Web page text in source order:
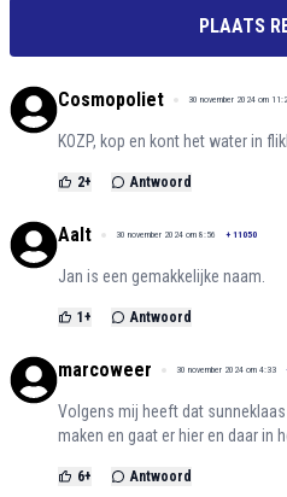
PLAATS
Cosmopoliet 30 november 2024 om
KOZP, kop en kont het water in
2+ Antwoord
Aalt 30 november 2024 om 8:56 + 11050
Jan is een gemakkelijke naam.
1+ Antwoord
marcoweer 30 november 2024 om 4:33
Volgens mij heeft dat
maken en gaat er hier en daar in
6+ Antwoord